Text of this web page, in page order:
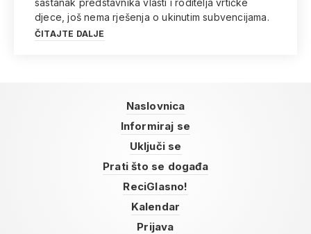
sastanak predstavnika vlasti i roditelja vrtićke
djece, još nema rješenja o ukinutim subvencijama.
ČITAJTE DALJE
Naslovnica
Informiraj se
Uključi se
Prati što se događa
ReciGlasno!
Kalendar
Prijava